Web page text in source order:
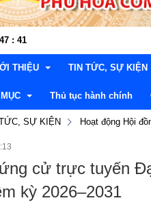
47 : 42
THIỆU
cấu tổ chức Đảng ủy
TIN TỨC, SỰ KIỆN
Văn hóa xã hội -
tin quy hoạch, kế hoạch
Thủ tục hành chính
SỰ KIỆN Hoạt động Hội
cử trực tuyến
kỳ 2026–2031